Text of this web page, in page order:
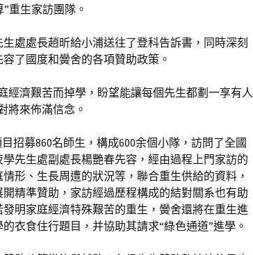
重生家訪團隊。
處處長趙昕給小浦送往了登科告訴書，同時深刻
了國度和黌舍的各項贊助政策。
經濟艱苦而掉學，盼望能讓每個先生都劃一享有人
將來佈滿信念。
招募860名師生，構成600余個小隊，訪問了全國
先生處副處長楊艷春先容，經由過程上門家訪的
形、生長周遭的狀況等，聯合重生供給的資料，
精準贊助，家訪經過歷程構成的結對關系也有助
明家庭經濟特殊艱苦的重生，黌舍還將在重生進
衣食住行題目，并協助其請求“綠色通道”進學。